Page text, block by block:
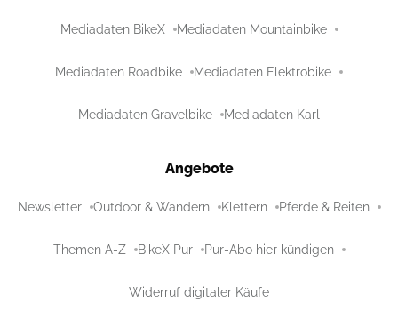
Mediadaten BikeX Mediadaten Mountainbike
Mediadaten Roadbike Mediadaten Elektrobike
Mediadaten Gravelbike Mediadaten Karl
Angebote
Newsletter Outdoor & Wandern Klettern Pferde & Reiten
Themen A-Z BikeX Pur Pur-Abo hier kündigen
Widerruf digitaler Käufe